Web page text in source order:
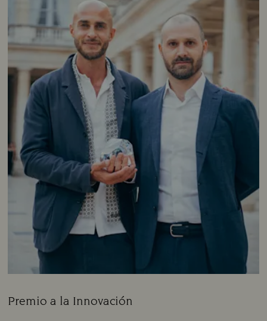
Premio a la Innovación